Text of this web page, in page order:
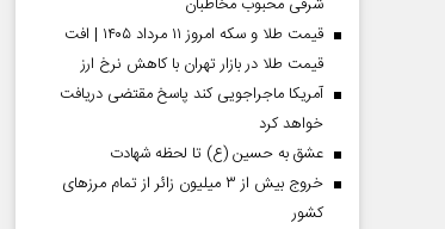
قیمت طلا و سکه امروز ۱۱ مرداد ۱۴۰۵ | افت
قیمت طلا در بازار تهران با کاهش نرخ ارز
آمریکا ماجراجویی کند پاسخ مقتضی دریافت
خواهد کرد
عشق به حسین (ع) تا لحظه شهادت
خروج بیش از ۳ میلیون زائر از تمام مرز‌های
کشور